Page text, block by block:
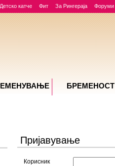
Детско катче Фит За Рингераја Форуми
Пријавување
Корисник
БРЕМЕНОСТ